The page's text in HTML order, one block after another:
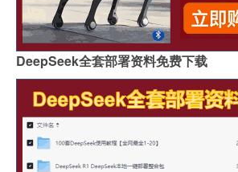
DeepSeek全套部署资料免费下载